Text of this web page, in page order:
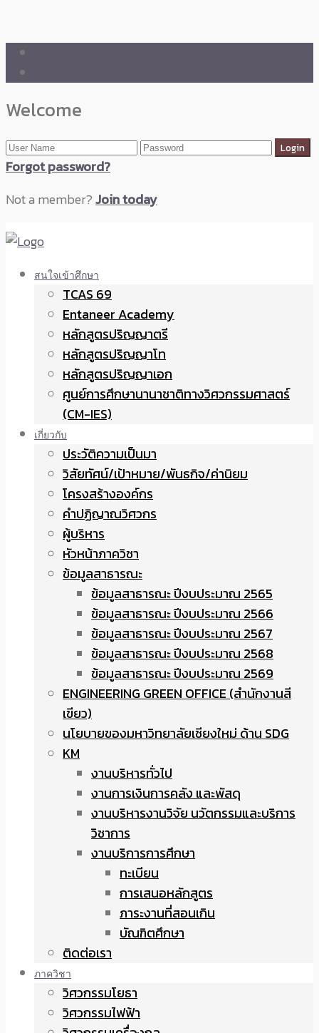
Welcome
Forgot password?
Not a member?Join today
สนใจเข้าศึกษา
TCAS 69
Entaneer Academy
หลักสูตรปริญญาตรี
หลักสูตรปริญญาโท
หลักสูตรปริญญาเอก
ศูนย์การศึกษานานาชาติทางวิศวกรรมศาสตร์
(CM-IES)
เกี่ยวกับ
ประวัติความเป็นมา
วิสัยทัศน์/เป้าหมาย/พันธกิจ/ค่านิยม
โครงสร้างองค์กร
คำปฏิญาณวิศวกร
ผู้บริหาร
หัวหน้าภาควิชา
ข้อมูลสาธารณะ
ข้อมูลสาธารณะ ปีงบประมาณ 2565
ข้อมูลสาธารณะ ปีงบประมาณ 2566
ข้อมูลสาธารณะ ปีงบประมาณ 2567
ข้อมูลสาธารณะ ปีงบประมาณ 2568
ข้อมูลสาธารณะ ปีงบประมาณ 2569
ENGINEERING GREEN OFFICE (สำนักงานสี
เขียว)
นโยบายของมหาวิทยาลัยเชียงใหม่ ด้าน SDG
KM
งานบริหารทั่วไป
งานการเงินการคลัง และพัสดุ
งานบริหารงานวิจัย นวัตกรรมและบริการ
วิชาการ
งานบริการการศึกษา
ทะเบียน
การเสนอหลักสูตร
ภาระงานที่สอนเกิน
บัณฑิตศึกษา
ติดต่อเรา
ภาควิชา
วิศวกรรมโยธา
วิศวกรรมไฟฟ้า